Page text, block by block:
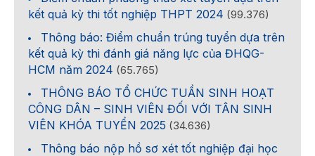
kết quả kỳ thi tốt nghiệp THPT 2024 (99.376)
Thông báo: Điểm chuẩn trúng tuyển dựa trên
kết quả kỳ thi đánh giá năng lực của ĐHQG-
HCM năm 2024 (65.765)
THÔNG BÁO TỔ CHỨC TUẦN SINH HOẠT
CÔNG DÂN – SINH VIÊN ĐỐI VỚI TÂN SINH
VIÊN KHÓA TUYỂN 2025 (34.636)
Thông báo nộp hồ sơ xét tốt nghiệp đại học